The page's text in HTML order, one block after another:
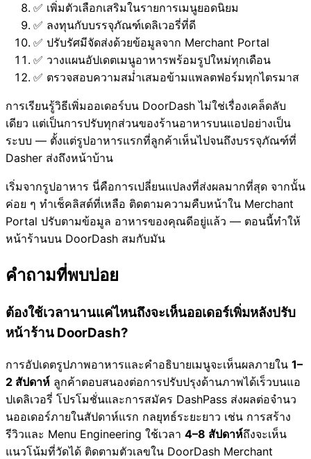
✅ เพิ่มตัวเลือกเสริมในรายการเมนูยอดนิยม
✅ ลงทุนกับบรรจุภัณฑ์เดลิเวอรี่ที่ดี
✅ ปรับรัศมีจัดส่งด้วยข้อมูลจาก Merchant Portal
✅ วางแผนอัปเดตเมนูอาหารพร้อมรูปใหม่ทุกเดือน
✅ ตรวจสอบความสม่ำเสมอข้ามแพลตฟอร์มทุกไตรมาส
การเรียนรู้วิธีเพิ่มออเดอร์บน DoorDash ไม่ใช่เรื่องเคล็ดลับ
เดียว แต่เป็นการปรับทุกส่วนของร้านอาหารบนแอปอย่างเป็น
ระบบ — ตั้งแต่รูปอาหารแรกที่ลูกค้าเห็นไปจนถึงบรรจุภัณฑ์ที่
Dasher ส่งถึงหน้าบ้าน
เริ่มจากรูปอาหาร นี่คือการเปลี่ยนแปลงที่ส่งผลมากที่สุด จากนั้น
ค่อย ๆ ทำเช็คลิสต์ที่เหลือ ติดตามความคืบหน้าใน Merchant
Portal ปรับตามข้อมูล อาหารของคุณดีอยู่แล้ว — ตอนนี้ทำให้
หน้าร้านบน DoorDash สมกับมัน
คำถามที่พบบ่อย
ต้องใช้เวลานานแค่ไหนถึงจะเห็นออเดอร์เพิ่มหลังปรับ
หน้าร้าน DoorDash?
การอัปเดตรูปภาพอาหารและคำอธิบายเมนูจะเห็นผลภายใน 1–
2 สัปดาห์ ลูกค้าตอบสนองต่อการปรับปรุงด้านภาพได้เร็วบนแอ
ปเดลิเวอรี่ โปรโมชั่นและการสมัคร DashPass ส่งผลต่อจำนว
นออเดอร์ภายในสัปดาห์แรก กลยุทธ์ระยะยาว เช่น การสร้าง
รีวิวและ Menu Engineering ใช้เวลา 4–8 สัปดาห์ถึงจะเห็น
แนวโน้มที่วัดได้ ติดตามตัวเลขใน DoorDash Merchant